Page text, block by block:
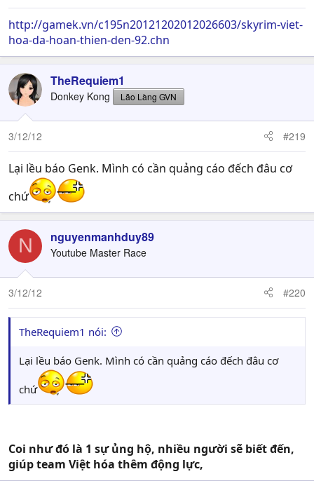
http://gamek.vn/c195n20121202012026603/skyrim-viet-
hoa-da-hoan-thien-den-92.chn
TheRequiem1
Donkey Kong Lão Làng GVN
3/12/12 #219
Lại lều báo Genk. Mình có cần quảng cáo đếch đâu cơ
chứ
N nguyenmanhduy89
Youtube Master Race
3/12/12 #220
TheRequiem1 nói:
Lại lều báo Genk. Mình có cần quảng cáo đếch đâu cơ
chứ
Coi như đó là 1 sự ủng hộ, nhiều người sẽ biết đến,
giúp team Việt hóa thêm động lực,